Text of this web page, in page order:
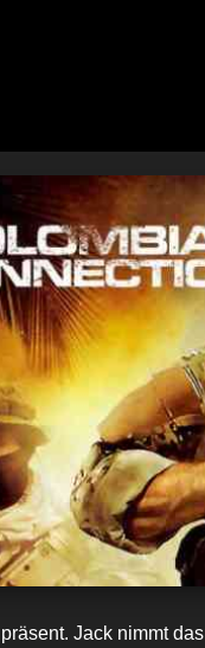
Jack nimmt